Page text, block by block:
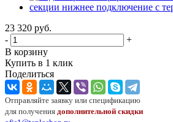
23 320 руб.
-
+
В корзину
Купить в 1 клик
Поделиться
Отправляйте заявку или спецификацию
для получения дополнительной скидки